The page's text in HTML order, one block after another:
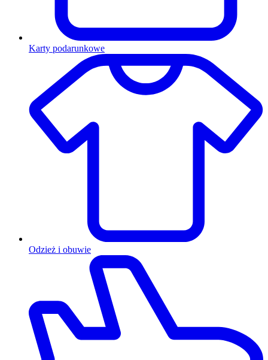
Karty podarunkowe
Odzież i obuwie